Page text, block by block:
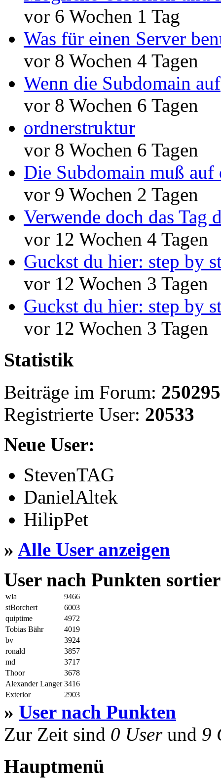
vor 6 Wochen 1 Tag
Was für einen Server
vor 8 Wochen 4 Tagen
Wenn die Subdomain auf
vor 8 Wochen 6 Tagen
ordnerstruktur
vor 8 Wochen 6 Tagen
Die Subdomain muß auf
vor 9 Wochen 2 Tagen
Verwende doch das Tag
vor 12 Wochen 4 Tagen
Guckst du hier: step by
vor 12 Wochen 3 Tagen
Guckst du hier: step by
vor 12 Wochen 3 Tagen
Statistik
Beiträge im Forum: 250295
Registrierte User: 20533
Neue User:
StevenTAG
DanielAltek
HilipPet
» Alle User anzeigen
User nach Punkten
wla
9466
stBorchert
6003
quiptime
4972
Tobias Bähr
4019
bv
3924
ronald
3857
md
3717
Thoor
3678
Alexander Langer 3416
Exterior
2903
» User nach Punkten
Zur Zeit sind 0 Userund 9
Hauptmenü